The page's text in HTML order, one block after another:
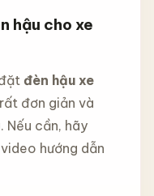
hậu cho xe
đèn hậu xe
đơn giản và
Nếu cần, hãy
hướng dẫn